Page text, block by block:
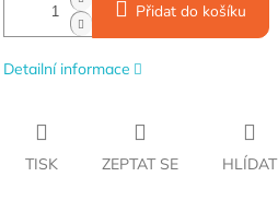
Přidat do košíku
Detailní informace
TISK ZEPTAT SE HLÍDAT